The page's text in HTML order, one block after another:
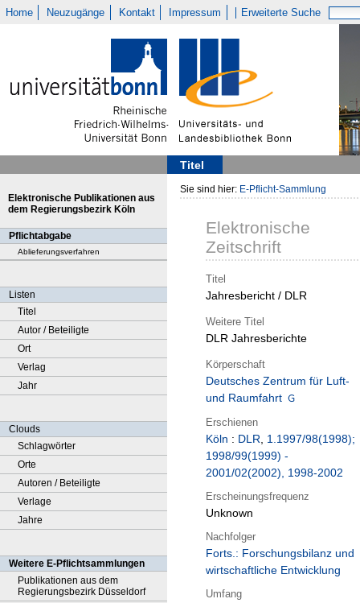
Home Neuzugänge Kontakt Impressum Erweiterte Suche
Titel
Elektronische Publikationen aus
dem Regierungsbezirk Köln
Pflichtabgabe
Ablieferungsverfahren
Listen
Titel
Autor / Beteiligte
Ort
Verlag
Jahr
Clouds
Schlagwörter
Orte
Autoren / Beteiligte
Verlage
Jahre
Weitere E-Pflichtsammlungen
Publikationen aus dem
Regierungsbezirk Düsseldorf
Sie sind hier: E-Pflicht-Sammlung
Elektronische
Zeitschrift
Titel
Jahresbericht / DLR
Weitere Titel
DLR Jahresberichte
Körperschaft
Deutsches Zentrum für Luft-
und Raumfahrt
Erschienen
Köln : DLR, 1.1997/98(1998);
1998/99(1999) -
2001/02(2002), 1998-2002
Erscheinungsfrequenz
Unknown
Nachfolger
Forts.: Forschungsbilanz und
wirtschaftliche Entwicklung
Umfang